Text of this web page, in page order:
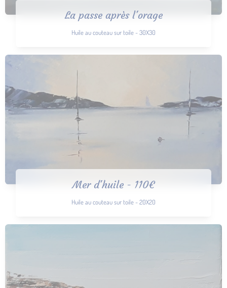
La passe après l'orage
Huile au couteau sur toile - 30X30
Mer d'huile - 110€
Huile au couteau sur toile - 20X20